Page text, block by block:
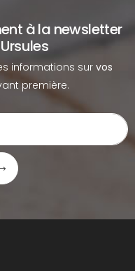
à la newsletter
informations sur vos
première.